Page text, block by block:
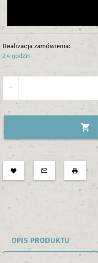
Realizacja zamówienia:
24 godzin
OPIS PRODUKTU